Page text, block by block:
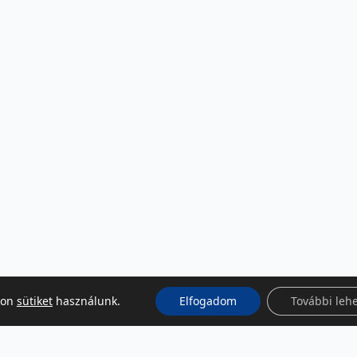
sütikethasználunk. Elfogadom További